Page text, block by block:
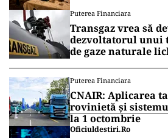
Puterea Financiara
Transgaz vrea să
dezvoltatorul unui
de gaze naturale
Puterea Financiara
CNAIR: Aplicarea
rovinietă și
la 1 octombrie
Oficiuldestiri.ro